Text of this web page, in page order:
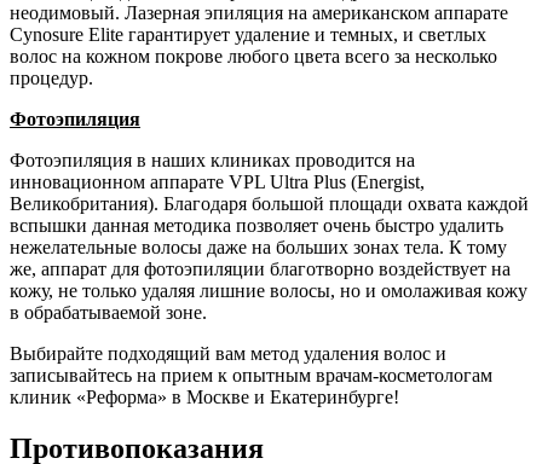
неодимовый. Лазерная эпиляция на американском аппарате
Cynosure Elite гарантирует удаление и темных, и светлых
волос на кожном покрове любого цвета всего за несколько
процедур.
Фотоэпиляция
Фотоэпиляция в наших клиниках проводится на
инновационном аппарате VPL Ultra Plus (Energist,
Великобритания). Благодаря большой площади охвата каждой
вспышки данная методика позволяет очень быстро удалить
нежелательные волосы даже на больших зонах тела. К тому
же, аппарат для фотоэпиляции благотворно воздействует на
кожу, не только удаляя лишние волосы, но и омолаживая кожу
в обрабатываемой зоне.
Выбирайте подходящий вам метод удаления волос и
записывайтесь на прием к опытным врачам-косметологам
клиник «Реформа» в Москве и Екатеринбурге!
Противопоказания